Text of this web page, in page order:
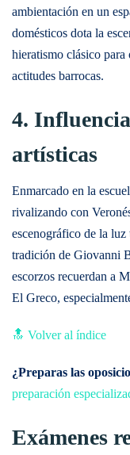
ambientación en un
domésticos dota la
hieratismo clásico
actitudes barrocas.
4.
artísticas
Enmarcado en la
rivalizando con
escenográfico de la
tradición de Giovanni
escorzos recuerdan a
El Greco,
🔝 Volver al índice
¿Preparas las
preparación
Exámenes